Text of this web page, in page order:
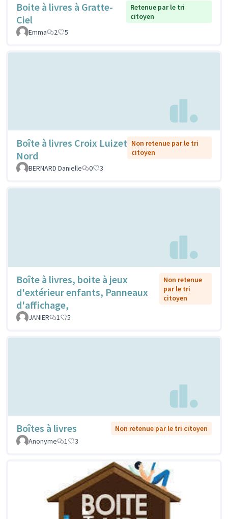
Boite à livres à Gratte-
Ciel
Retenue par le tri
citoyen
Emma
2 5
Boîte à livres Croix Luizet
Nord
Non retenue par le tri
citoyen
BERNARD Danielle
0 3
Boîte à livres, boite à jeux
d'extérieur enfants, Panneaux
d'affichage,
Non retenue
par le tri
citoyen
JANIER 1 5
Boîtes à livres
Non retenue par le tri citoyen
Anonyme
1 3